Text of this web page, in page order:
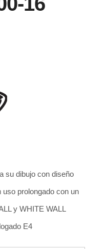
su dibujo con diseño
uso prolongado con un
y WHITE WALL
E4